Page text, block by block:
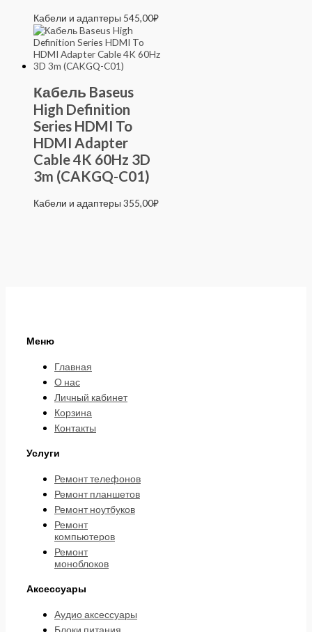
Кабели и адаптеры 545,00₽
Кабель Baseus
High Definition
Series HDMI To
HDMI Adapter
Cable 4K 60Hz 3D
3m (CAKGQ-C01)
Кабели и адаптеры 355,00₽
Меню
Главная
О нас
Личный кабинет
Корзина
Контакты
Услуги
Ремонт телефонов
Ремонт планшетов
Ремонт ноутбуков
Ремонт
компьютеров
Ремонт
моноблоков
Аксессуары
Аудио аксессуары
Блоки питания